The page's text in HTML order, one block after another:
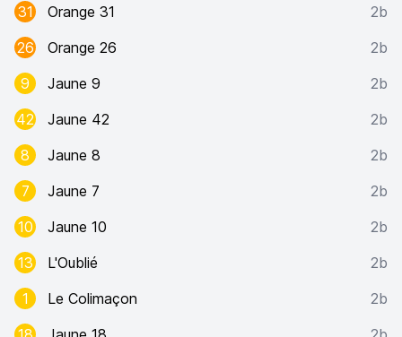
31
Orange 31
2b
26
Orange 26
2b
9
Jaune 9
2b
42
Jaune 42
2b
8
Jaune 8
2b
7
Jaune 7
2b
10
Jaune 10
2b
13
L'Oublié
2b
1
Le Colimaçon
2b